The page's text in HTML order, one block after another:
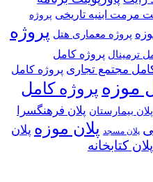
مرمت ابنیه تاریخی پروژه
پروژه معماری هتل پروژه
ترمینال پروژه کامل
مجتمع تجاری پروژه کامل
موزه پروژه کامل
پلان بیمارستان پلان فرهنگسرا
پلان مسجد پلان موزه پلان
پلان کتابخانه